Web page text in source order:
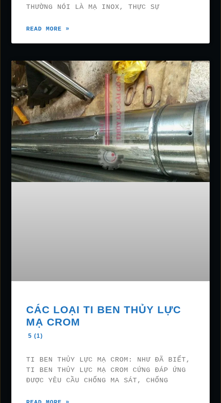
THƯỜNG NÓI LÀ MẠ INOX, THỰC SỰ
READ MORE »
CÁC LOẠI TI BEN THỦY LỰC
MẠ CROM
5 (1)
TI BEN THỦY LỰC MẠ CROM: NHƯ ĐÃ BIẾT,
TI BEN THỦY LỰC MẠ CROM CỨNG ĐÁP ỨNG
ĐƯỢC YÊU CẦU CHỐNG MA SÁT, CHỐNG